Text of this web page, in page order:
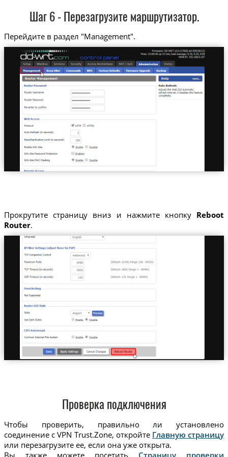
Шаг 6 - Перезагрузите маршрутизатор.
Перейдите в раздел "Management".
Прокрутите страницу вниз и нажмите кнопку Reboot
Router.
Проверка подключения
Чтобы проверить, правильно ли установлено
соединение с VPN Trust.Zone, откройте Главную страницу
или перезагрузите ее, если она уже открыта.
Вы также можете посетить Страницу проверки